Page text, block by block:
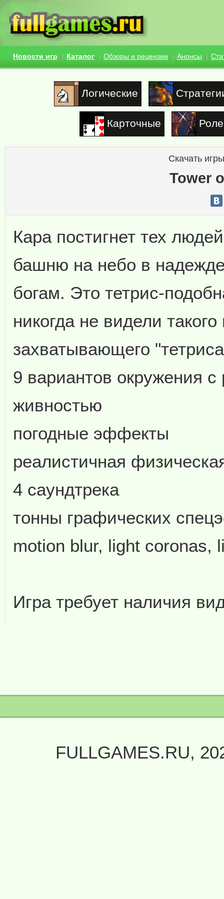
Новости игр Каталог Обзоры и рецензии Анонсы
Логические
Карточные
Скачать
Tower
Кара постигнет тех
башню на небо в
богам. Это тетрис-
никогда не видели такого
захватывающего
9 вариантов окружения с
живностью
погодные эффекты
реалистичная
4 саундтрека
тонны графических
motion blur, light coronas,
Игра требует наличия
FULLGAMES.RU,